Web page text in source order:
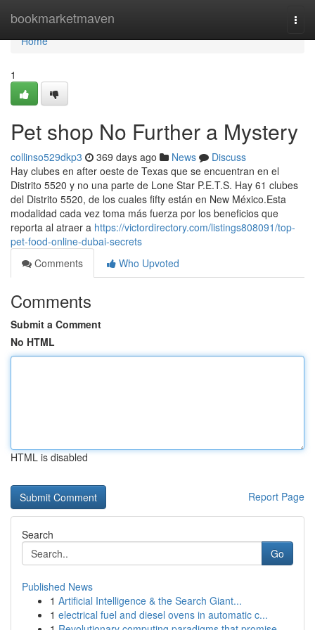
bookmarketmaven
Home
Home
1
Pet shop No Further a Mystery
collinso529dkp3 369 days ago News
Discuss
Hay clubes en after oeste de Texas que se encuentran en el
Distrito 5520 y no una parte de Lone Star P.E.T.S. Hay 61 clubes
del Distrito 5520, de los cuales fifty están en New México.Esta
modalidad cada vez toma más fuerza por los beneficios que
reporta al atraer a https://victordirectory.com/listings808091/top-
pet-food-online-dubai-secrets
Comments
Who Upvoted
Comments
Submit a Comment
No HTML
HTML is disabled
Report Page
Search
Go
Published News
1 Artificial Intelligence & the Search Giant...
1 electrical fuel and diesel ovens in automatic c...